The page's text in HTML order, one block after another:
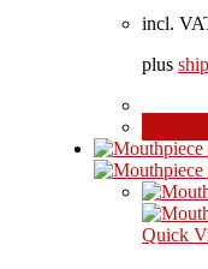
incl.
plus
Quick